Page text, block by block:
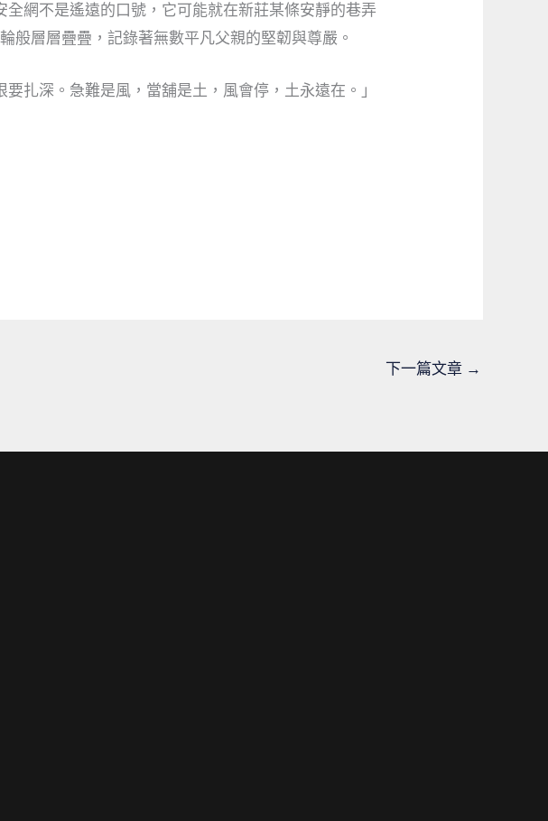
網不是遙遠的口號，它可能就在新莊某條安靜的巷弄
般層層疊疊，記錄著無數平凡父親的堅韌與尊嚴。
扎深。急難是風，當舖是土，風會停，土永遠在。」
下一篇文章 →